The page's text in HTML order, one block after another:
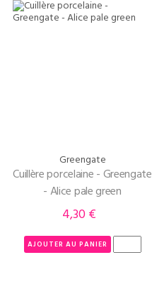
Greengate
Cuillère porcelaine - Greengate
- Alice pale green
Prix
4,30 €
AJOUTER AU PANIER